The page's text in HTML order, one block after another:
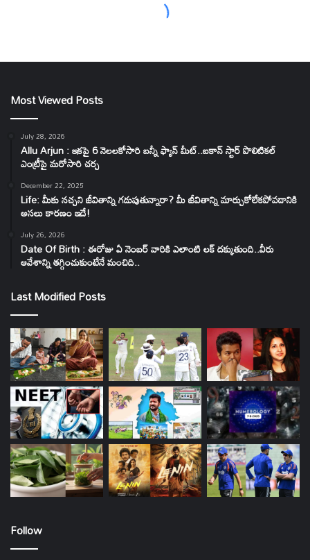
Most Viewed Posts
July 28, 2026
Allu Arjun : ఇకపై 6 నెలలకోసారి బన్నీ ఫ్యాన్ మీట్..ఐకాన్ స్టార్ పొలిటికల్
ఎంట్రీపై మరోసారి చర్చ
December 22, 2025
Life: మీకు నచ్చని జీవితాన్ని గడుపుతున్నారా? మీ జీవితాన్ని మార్చుకోలేకపోవడానికి
అసలు కారణం ఇదే!
July 26, 2026
Date Of Birth : ఈరోజు ఏ నెంబర్ వారికి ఎలాంటి లక్ దక్కుతుంది..వీరు
ఆవేశాన్ని తగ్గించుకుంటేనే మంచిది..
Last Modified Posts
Follow